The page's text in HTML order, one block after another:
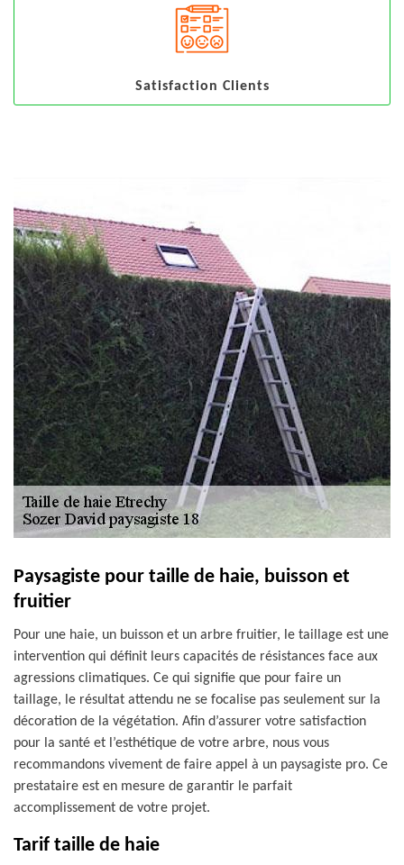
Satisfaction Clients
Paysagiste pour taille de haie, buisson et
fruitier
Pour une haie, un buisson et un arbre fruitier, le taillage est une
intervention qui définit leurs capacités de résistances face aux
agressions climatiques. Ce qui signifie que pour faire un
taillage, le résultat attendu ne se focalise pas seulement sur la
décoration de la végétation. Afin d’assurer votre satisfaction
pour la santé et l’esthétique de votre arbre, nous vous
recommandons vivement de faire appel à un paysagiste pro. Ce
prestataire est en mesure de garantir le parfait
accomplissement de votre projet.
Tarif taille de haie